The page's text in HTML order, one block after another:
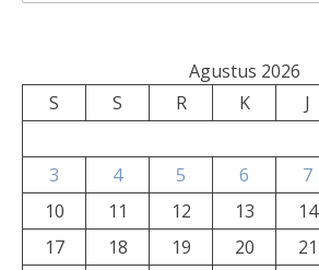
Agustus 2026
S
S R K J
3
4 5 6 7
10
11 12 13 14
17
18 19 20 21